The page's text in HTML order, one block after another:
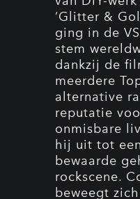
‘Glitter &
ging in de
stem
dankzij de
meerdere
alternative
reputatie
onmisbare
hij uit tot
bewaarde
rockscene.
beweegt